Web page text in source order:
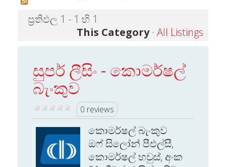
ප්‍රතිඵල 1 - 1 හි 1
This Category· All Listings
සුපර් ලීසිං - කොමර්ෂල්
බැංකුව
0 reviews
කොමර්ෂල් බැංකුව
ඔෆ් සිලෝන් පීඑල්සී,
කොමර්ෂල් හවුස්, අංක